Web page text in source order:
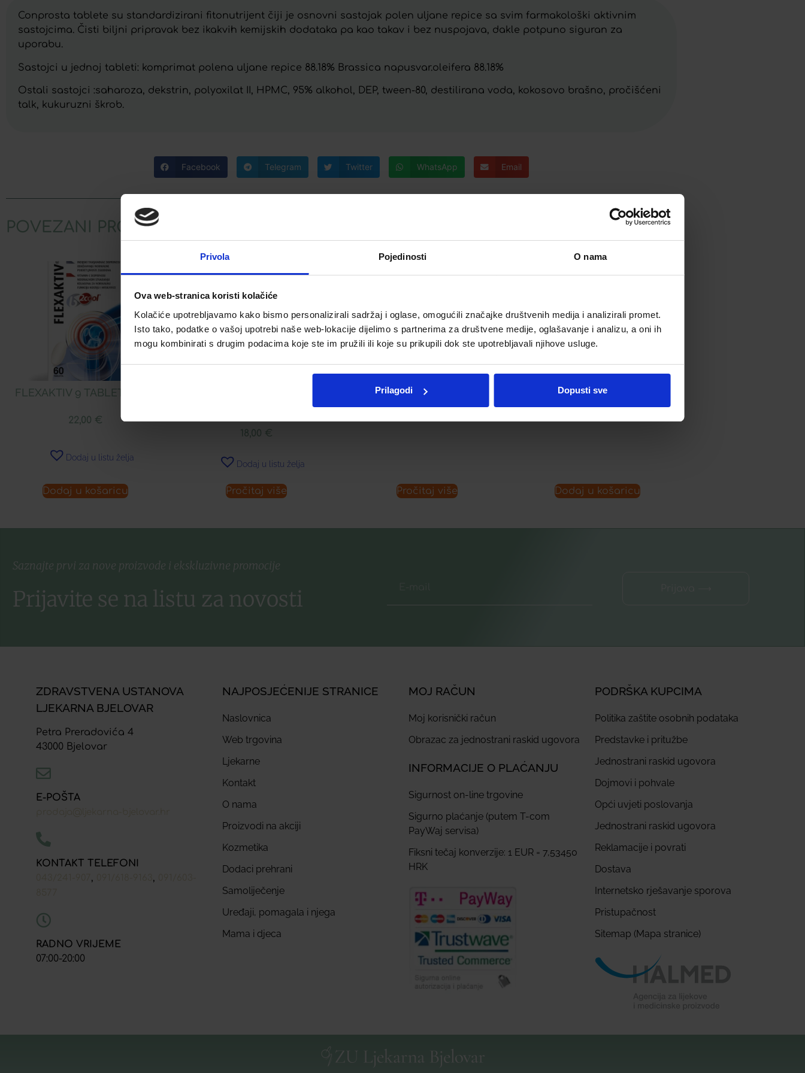
Privola Pojedinosti O nama
Ova web-stranica koristi kolačiće
Kolačiće upotrebljavamo kako bismo personalizirali sadržaj i oglase, omogućili značajke društvenih medija i analizirali promet.
Isto tako, podatke o vašoj upotrebi naše web-lokacije dijelimo s partnerima za društvene medije, oglašavanje i analizu, a oni ih
mogu kombinirati s drugim podacima koje ste im pružili ili koje su prikupili dok ste upotrebljavali njihove usluge.
Prilagodi Dopusti sve
Conprosta tablete su standardizirani fitonutrijent čiji je osnovni sastojak polen uljane repice sa svim farmakološki aktivnim
sastojcima. Čisti biljni pripravak bez ikakvih kemijskih dodataka pa kao takav i bez nuspojava, dakle potpuno siguran za
uporabu.
Sastojci u jednoj tableti: komprimat polena uljane repice 88.18% Brassica napusvar.oleifera 88.18%
Ostali sastojci :saharoza, dekstrin, polyoxilat II, HPMC, 95% alkohol, DEP, tween-80, destilirana voda, kokosovo brašno, pročišćeni
talk, kukuruzni škrob.
Facebook Telegram Twitter WhatsApp Email
POVEZANI PROIZVODI
FLEXAKTIV 9 TABLETE Á 60
22,00 €
Dodaj u listu želja
Dodaj u košaricu
18,00 €
Dodaj u listu želja
Pročitaj više
14,00€
Pročitaj više
16,99€
Dodaj u košaricu
Saznajte prvi za nove proizvode i ekskluzivne promocije
Prijavite se na listu za novosti
ZDRAVSTVENA USTANOVA
LJEKARNA BJELOVAR
Petra Preradovića 4
43000 Bjelovar
E-POŠTA
KONTAKT TELEFONI
, ,
RADNO VRIJEME
07:00-20:00
NAJPOSJEĆENIJE STRANICE
Naslovnica
Web trgovina
Ljekarne
Kontakt
O nama
Proizvodi na akciji
Kozmetika
Dodaci prehrani
Samoliječenje
Uređaji, pomagala i njega
Mama i djeca
MOJ RAČUN
Moj korisnički račun
Obrazac za jednostrani raskid ugovora
INFORMACIJE O PLAĆANJU
Sigurnost on-line trgovine
Sigurno plaćanje (putem T-com
PayWaj servisa)
Fiksni tečaj konverzije: 1 EUR = 7,53450
HRK
PODRŠKA KUPCIMA
Politika zaštite osobnih podataka
Predstavke i pritužbe
Jednostrani raskid ugovora
Dojmovi i pohvale
Opći uvjeti poslovanja
Jednostrani raskid ugovora
Reklamacije i povrati
Dostava
Internetsko rješavanje sporova
Pristupačnost
Sitemap (Mapa stranice)